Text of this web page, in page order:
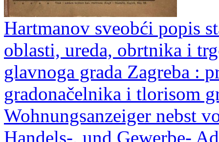
Hartmanov sveobći popis
oblasti, ureda, obrtnika i
glavnoga grada Zagreba :
gradonačelnika i tlorisom
Wohnungsanzeiger nebst
Handels-, und Gewerbe-